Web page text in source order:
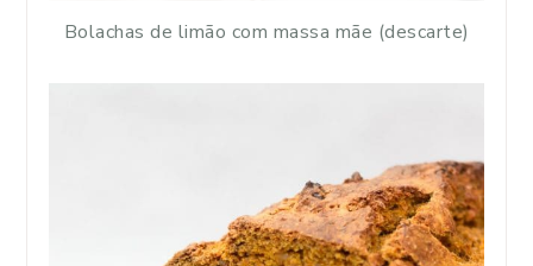
Bolachas de limão com massa mãe (descarte)